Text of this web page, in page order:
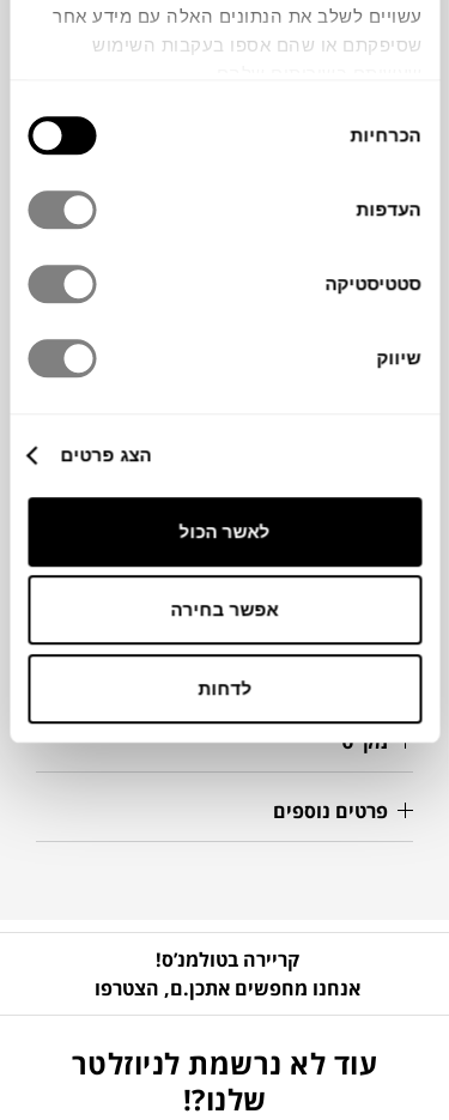
עשויים לשלב את הנתונים האלה עם מידע אחר
שסיפקתם או שהם אספו בעקבות השימוש
הסכמה
הכרחיות
העדפות
סטטיסטיקה
שיווק
הצג פרטים
לאשר הכול
אפשר בחירה
לדחות
צבעים
כרית בולסטר Cliff של המותג הספרדי
עשויה 100% פשתן צרפתי
באיכות גבוהה, שגודל ונצבע באירופה בתהליך
ידידותי לסביבה. בזכות הצורה הגלילית
כקישוט במיטה או כתוספת נוחה לפינת ישיבה.
70X18X18H ס"מ
מק"ט
פרטים נוספים
קריירה בטולמנ’ס!
אנחנו מחפשים אתכן.ם, הצטרפו
עוד לא נרשמת לניוזלטר
שלנו?!